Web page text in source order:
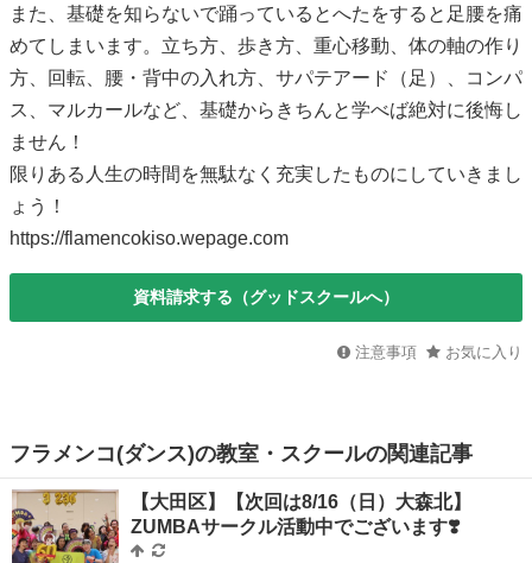
また、基礎を知らないで踊っているとへたをすると足腰を痛
めてしまいます。立ち方、歩き方、重心移動、体の軸の作り
方、回転、腰・背中の入れ方、サパテアード（足）、コンパ
ス、マルカールなど、基礎からきちんと学べば絶対に後悔し
ません！
限りある人生の時間を無駄なく充実したものにしていきまし
ょう！
https://flamencokiso.wepage.com
資料請求する（グッドスクールへ）
注意事項 お気に入り
フラメンコ(ダンス)の教室・スクールの関連記事
【大田区】【次回は8/16（日）大森北】
ZUMBAサークル活動中でございます❣️